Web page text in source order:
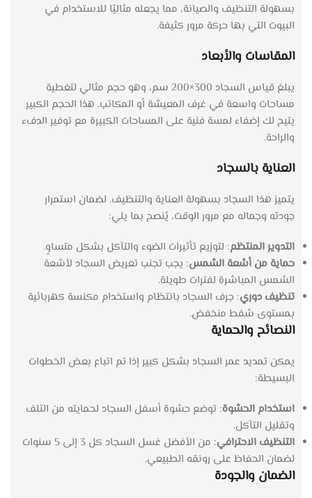
بسهولة التنظيف والصيانة، مما يجعله مثاليًا للاستخدام في
البيوت التي بها حركة مرور كثيفة.
المقاسات والأبعاد
يبلغ قياس السجاد 300×200 سم، وهو حجم مثالي لتغطية
مساحات واسعة في غرف المعيشة أو المكاتب. هذا الحجم الكبير
يتيح لك إضفاء لمسة فنية على المساحات الكبيرة مع توفير الدفء
والراحة.
العناية بالسجاد
يتميز هذا السجاد بسهولة العناية والتنظيف. لضمان استمرار
جودته وجماله مع مرور الوقت، يُنصح بما يلي:
التدوير المنتظم: لتوزيع تأثيرات الضوء والتآكل بشكل متساوٍ.
حماية من أشعة الشمس: يجب تجنب تعريض السجاد لأشعة
الشمس المباشرة لفترات طويلة.
تنظيف دوري: جرف السجاد بانتظام واستخدام مكنسة كهربائية
بمستوى شفط منخفض.
النصائح والحماية
يمكن تمديد عمر السجاد بشكل كبير إذا تم اتباع بعض الخطوات
البسيطة:
استخدام الحشوة: توضع حشوة أسفل السجاد لحمايته من التلف
وتقليل التآكل.
التنظيف الاحترافي
: من الأفضل غسل السجاد كل 3 إلى 5 سنوات
لضمان الحفاظ على رونقه الطبيعي.
الضمان والجودة